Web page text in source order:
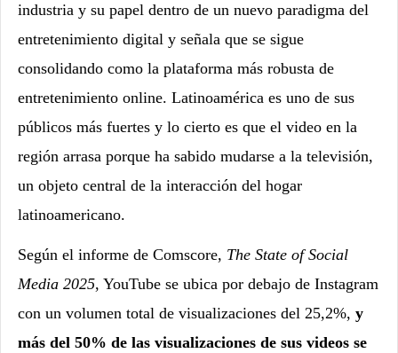
industria y su papel dentro de un nuevo paradigma del
entretenimiento digital y señala que se sigue
consolidando como la plataforma más robusta de
entretenimiento online. Latinoamérica es uno de sus
públicos más fuertes y lo cierto es que el video en la
región arrasa porque ha sabido mudarse a la televisión,
un objeto central de la interacción del hogar
latinoamericano.
Según el informe de Comscore, The State of Social
Media 2025, YouTube se ubica por debajo de Instagram
con un volumen total de visualizaciones del 25,2%, y
más del 50% de las visualizaciones de sus videos se